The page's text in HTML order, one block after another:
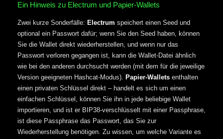
Ein Hinweis zu Electrum und Papier-Wallets
Zwei kurze Sonderfälle: Electrum speichert einen Seed und
optional ein Passwort dafür; wenn Sie den Seed haben, können
Sie die Wallet direkt wiederherstellen, und wenn nur das
Passwort verloren gegangen ist, kann die Wallet-Datei ähnlich
wie bei den anderen durchsucht werden (mit dem für die jeweilige
Version geeigneten Hashcat-Modus). Papier-Wallets enthalten
einen privaten Schlüssel direkt – handelt es sich um einen
einfachen Schlüssel, können Sie ihn in jede beliebige Wallet
importieren, und ist er BIP38-verschlüsselt mit einer Passphrase,
ist diese Passphrase das Passwort, das Sie zur
Wiederherstellung benötigen. Zu wissen, um welche Variante es